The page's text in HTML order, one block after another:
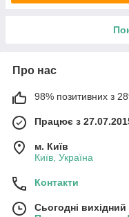
Про нас
98% позитивних з
Працює з
м. Київ
Київ, Україна
Контакти
Сьогодні вихідний